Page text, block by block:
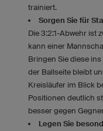
trainiert.
Sorgen Sie für
Die 3:2:1-Abwehr ist
kann einer
Bringen Sie diese
der Ballseite bleibt
Kreisläufer im Blick
Positionen deutlich
besser gegen
Legen Sie